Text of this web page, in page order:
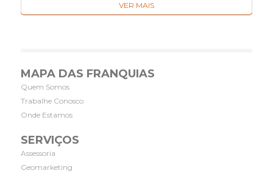
VER MAIS
MAPA DAS FRANQUIAS
Quem Somos
Trabalhe Conosco
Onde Estamos
SERVIÇOS
Assessoria
Geomarketing